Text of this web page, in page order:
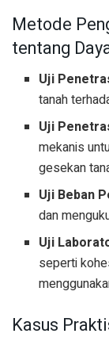
Metode
tentang
Uji
tanah
Uji
mekanis
gesekan
Uji Beban
dan
Uji
seperti
Kasus